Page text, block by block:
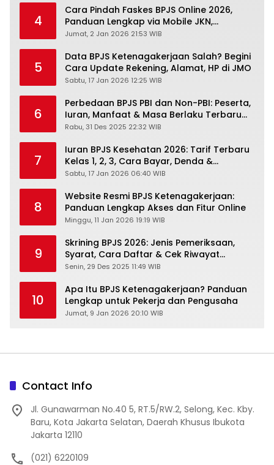
4
Cara Pindah Faskes BPJS Online 2026,
Panduan Lengkap via Mobile JKN,
PANDAWA & Offiline Kantor Cabang
Jumat, 2 Jan 2026 21:53 WIB
5
Data BPJS Ketenagakerjaan Salah? Begini
Cara Update Rekening, Alamat, HP di JMO
Sabtu, 17 Jan 2026 12:25 WIB
6
Perbedaan BPJS PBI dan Non-PBI: Peserta,
Iuran, Manfaat & Masa Berlaku Terbaru
2026
Rabu, 31 Des 2025 22:32 WIB
7
Iuran BPJS Kesehatan 2026: Tarif Terbaru
Kelas 1, 2, 3, Cara Bayar, Denda &
Panduan Lengkap Peserta JKN-KIS
Sabtu, 17 Jan 2026 06:40 WIB
8
Website Resmi BPJS Ketenagakerjaan:
Panduan Lengkap Akses dan Fitur Online
Minggu, 11 Jan 2026 19:19 WIB
9
Skrining BPJS 2026: Jenis Pemeriksaan,
Syarat, Cara Daftar & Cek Riwayat
Kesehatan Gratis
Senin, 29 Des 2025 11:49 WIB
10
Apa Itu BPJS Ketenagakerjaan? Panduan
Lengkap untuk Pekerja dan Pengusaha
Jumat, 9 Jan 2026 20:10 WIB
Contact Info
Jl. Gunawarman No.40 5, RT.5/RW.2, Selong, Kec. Kby.
Baru, Kota Jakarta Selatan, Daerah Khusus Ibukota
Jakarta 12110
(021) 6220109